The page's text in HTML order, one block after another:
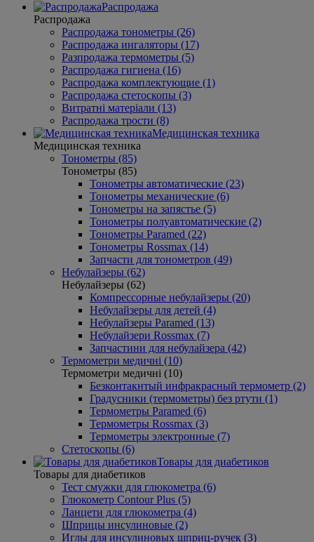
Распродажа
Распродажа
Распродажа тонометры (26)
Распродажа ингаляторы (17)
Разпродажа термометры (5)
Распродажа гигиена (16)
Распродажа комплектующие (1)
Распродажа стетоскопы (3)
Витратні матеріали (13)
Распродажа трости (8)
Медицинская техника
Медицинская техника
Тонометры (85)
Тонометры (85)
Тонометры автоматические (23)
Тонометры механические (6)
Тонометры на запястье (5)
Тонометры полуавтоматические (2)
Тонометры Paramed (22)
Тонометры Rossmax (14)
Запчасти для тонометров (49)
Небулайзеры (62)
Небулайзеры (62)
Компрессорные небулайзеры (20)
Небулайзеры для детей (4)
Небулайзеры Paramed (13)
Небулайзери Rossmax (7)
Запчастини для небулайзера (42)
Термометри медичні (10)
Термометри медичні (10)
Безконтакнтый инфракрасный термометр (2)
Градусники (термометры) без ртути (1)
Термометры Paramed (6)
Термометры Rossmax (3)
Термометры электронные (7)
Стетоскопы (6)
Товары для диабетиков
Товары для диабетиков
Тест смужки для глюкометра (6)
Глюкометр Contour Plus (5)
Ланцети для глюкометра (4)
Шприцы инсулиновые (2)
Иглы для инсулиновых шприц-ручек (3)